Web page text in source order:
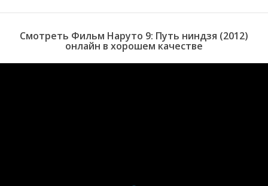
альтернативной реальности.
Смотреть Фильм Наруто 9: Путь ниндзя (2012)
онлайн в хорошем качестве